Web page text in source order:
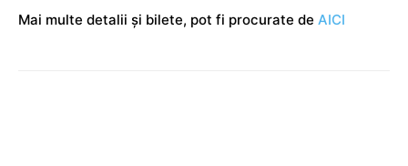
Mai multe detalii și bilete, pot fi procurate de AICI